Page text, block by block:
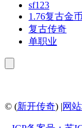
sf123
1.76复古金
复古传奇
单职业
© (新开传奇) |网